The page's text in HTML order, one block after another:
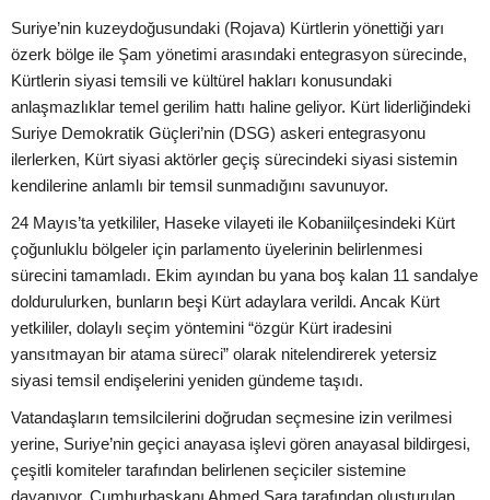
Suriye’nin kuzeydoğusundaki (Rojava) Kürtlerin yönettiği yarı
özerk bölge ile Şam yönetimi arasındaki entegrasyon sürecinde,
Kürtlerin siyasi temsili ve kültürel hakları konusundaki
anlaşmazlıklar temel gerilim hattı haline geliyor. Kürt liderliğindeki
Suriye Demokratik Güçleri’nin (DSG) askeri entegrasyonu
ilerlerken, Kürt siyasi aktörler geçiş sürecindeki siyasi sistemin
kendilerine anlamlı bir temsil sunmadığını savunuyor.
24 Mayıs’ta yetkililer, Haseke vilayeti ile Kobaniilçesindeki Kürt
çoğunluklu bölgeler için parlamento üyelerinin belirlenmesi
sürecini tamamladı. Ekim ayından bu yana boş kalan 11 sandalye
doldurulurken, bunların beşi Kürt adaylara verildi. Ancak Kürt
yetkililer, dolaylı seçim yöntemini “özgür Kürt iradesini
yansıtmayan bir atama süreci” olarak nitelendirerek yetersiz
siyasi temsil endişelerini yeniden gündeme taşıdı.
Vatandaşların temsilcilerini doğrudan seçmesine izin verilmesi
yerine, Suriye’nin geçici anayasa işlevi gören anayasal bildirgesi,
çeşitli komiteler tarafından belirlenen seçiciler sistemine
dayanıyor. Cumhurbaşkanı Ahmed Şara tarafından oluşturulan